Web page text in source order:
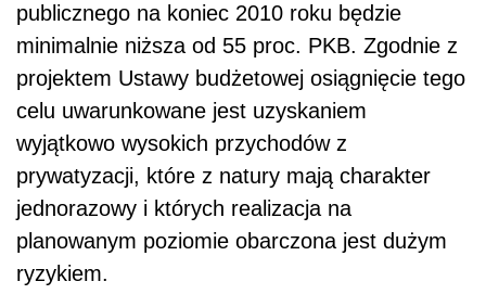
publicznego na koniec 2010 roku będzie
minimalnie niższa od 55 proc. PKB. Zgodnie z
projektem Ustawy budżetowej osiągnięcie tego
celu uwarunkowane jest uzyskaniem
wyjątkowo wysokich przychodów z
prywatyzacji, które z natury mają charakter
jednorazowy i których realizacja na
planowanym poziomie obarczona jest dużym
ryzykiem.